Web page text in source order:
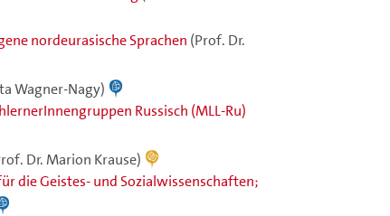
nordeurasische Sprachen (Prof. Dr.
Wagner-Nagy)
Russisch (MLL-Ru)
Dr. Marion Krause)
die Geistes- und Sozialwissenschaften;